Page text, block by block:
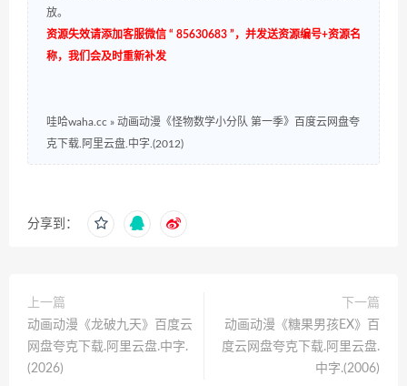
放。
资源失效请添加客服微信 “ 85630683 ”，并发送资源编号+资源名
称，我们会及时重新补发
哇哈waha.cc » 动画动漫《怪物数学小分队 第一季》百度云网盘夸
克下载.阿里云盘.中字.(2012)
分享到：
上一篇
动画动漫《龙破九天》百度云
网盘夸克下载.阿里云盘.中字.
(2026)
下一篇
动画动漫《糖果男孩EX》百
度云网盘夸克下载.阿里云盘.
中字.(2006)